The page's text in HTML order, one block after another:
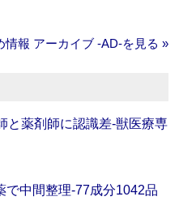
情報 アーカイブ ‐AD‐を見る »
と薬剤師に認識差‐獣医療専
で中間整理‐77成分1042品